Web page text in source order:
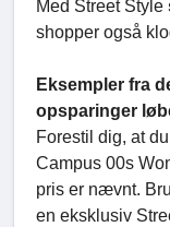
Med Street Style
shopper også
Eksempler fra
opsparinger
Forestil dig, at
Campus 00s
pris er nævnt.
en eksklusiv